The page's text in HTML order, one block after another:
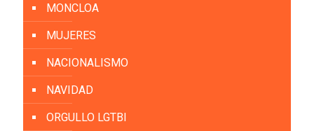
MONCLOA
MUJERES
NACIONALISMO
NAVIDAD
ORGULLO LGTBI